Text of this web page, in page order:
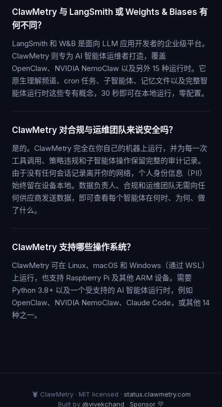
ClawMetry 与 LangSmith 或 Weights & Biases 有
何不同？
LangSmith 和 W&B 是面向 LLM 应用开发者的企业级平台。
ClawMetry 则专为 AI 智能体运维者打造，覆盖
OpenClaw、NVIDIA NemoClaw 以及另外 15 种运行时。它
原生理解频道、cron 任务、子智能体、记忆文件以及完整智
能体运行时这些专有概念，30 秒即可在本地运行，零配置。
ClawMetry 对合规与运维团队来说安全吗？
是的。ClawMetry 完全在你自己的机器上运行，并为每一次
工具调用、策略违规和子智能体操作保留完整的审计记录。
由于没有任何会话记录离开你的网络，个人身份信息（PII）
始终留在设备本地。数据负责人、合规和运维团队无需向任
何供应商发送数据，即可查看每个智能体在何时、为何、做
了什么。
ClawMetry 支持哪些操作系统？
ClawMetry 可在 Linux、macOS 和 Windows（通过 WSL）
上运行，也支持 Raspberry Pi 及其他 ARM 设备。需要
Python 3.8+ 以及一个受支持的 AI 智能体运行时，例如
OpenClaw、NVIDIA NemoClaw、Claude Code，或其他 14
种之一。
🦞 ClawMetry · MIT licensed · status.clawmetry.com
Built by @vivekchand · Sponsor 💛